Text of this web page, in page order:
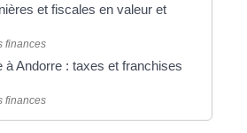
et fiscales en valeur et
finances
à Andorre : taxes et franchises
finances